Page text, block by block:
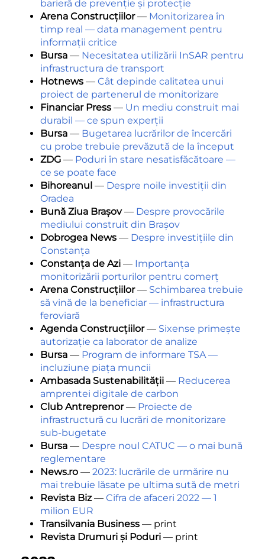
barieră de prevenție și protecție
Arena Construcțiilor— Monitorizarea în
timp real — data management pentru
informații critice
Bursa — Necesitatea utilizării InSAR pentru
infrastructura de transport
Hotnews — Cât depinde calitatea unui
proiect de partenerul de monitorizare
Financiar Press — Un mediu construit mai
durabil — ce spun experții
Bursa — Bugetarea lucrărilor de încercări
cu probe trebuie prevăzută de la început
ZDG — Poduri în stare nesatisfăcătoare —
ce se poate face
Bihoreanul — Despre noile investiții din
Oradea
Bună Ziua Brașov— Despre provocările
mediului construit din Brașov
Dobrogea News — Despre investițiile din
Constanța
Constanța de Azi — Importanța
monitorizării porturilor pentru comerț
Arena Construcțiilor— Schimbarea trebuie
să vină de la beneficiar — infrastructura
feroviară
Agenda Construcțiilor— Sixense primește
autorizație ca laborator de analize
Bursa — Program de informare TSA —
incluziune piața muncii
Ambasada Sustenabilității — Reducerea
amprentei digitale de carbon
Club Antreprenor— Proiecte de
infrastructură cu lucrări de monitorizare
sub-bugetate
Bursa — Despre noul CATUC — o mai bună
reglementare
News.ro — 2023: lucrările de urmărire nu
mai trebuie lăsate pe ultima sută de metri
Revista Biz— Cifra de afaceri 2022 — 1
milion EUR
Transilvania Business — print
Revista Drumuri și Poduri — print